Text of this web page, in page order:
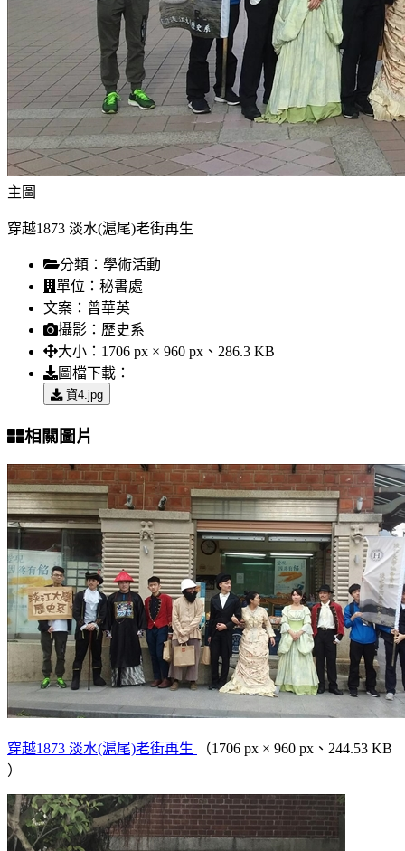
主圖
穿越1873 淡水(滬尾)老街再生
分類： 學術活動
單位： 秘書處
文案： 曾華英
攝影： 歷史系
大小： 1706 px × 960 px、286.3 KB
圖檔下載：
資4.jpg
相關圖片
穿越1873 淡水(滬尾)老街再生
（1706 px × 960 px、244.53 KB
）